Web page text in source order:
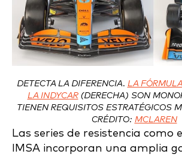
DETECTA LA DIFERENCIA. LA
LA INDYCAR(DERECHA) SON
TIENEN REQUISITOS ESTRATÉGICOS
CRÉDITO: MCLAREN
Las series de resistencia como
IMSA incorporan una amplia